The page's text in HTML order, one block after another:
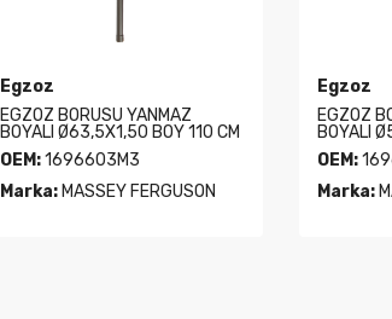
Egzoz
EGZOZ BORUSU YANMAZ
BOYALI Ø63,5X1,50 BOY 110 CM
OEM:1696603M3
Marka:MASSEY FERGUSON
Egzoz
EGZOZ
BOYALI
OEM:
Marka: